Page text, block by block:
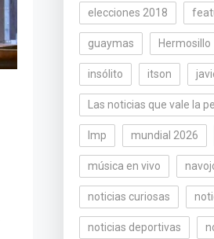
elecciones 2018
guaymas Hermosillo
insólito itson
Las noticias que vale la
lmp mundial 2026
música en vivo
noticias curiosas
noticias deportivas